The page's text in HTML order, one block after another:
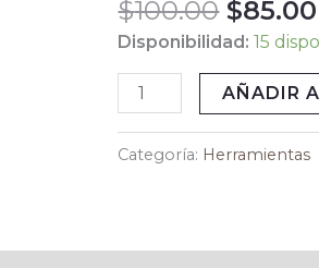
$100.00 $85.00
Disponibilidad: 15
Baku
Bk-
Vikingotek
cantidad
AÑADIR
Categoría: Herramientas